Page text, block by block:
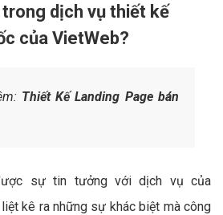
dịch vụ thiết kế
của VietWeb?
Thiết Kế Landing Page bán
sự tin tưởng với dịch vụ của
kê ra những sự khác biệt mà công